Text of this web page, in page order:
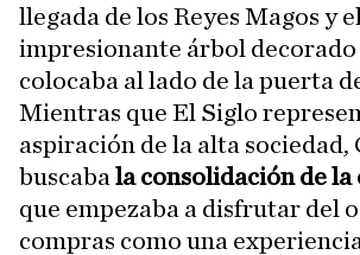
llegada de los Reyes Magos y el
impresionante árbol decorado
colocaba al lado de la puerta
Mientras que El Siglo
aspiración de la alta sociedad,
buscaba la consolidación de la
que empezaba a disfrutar del
compras como una